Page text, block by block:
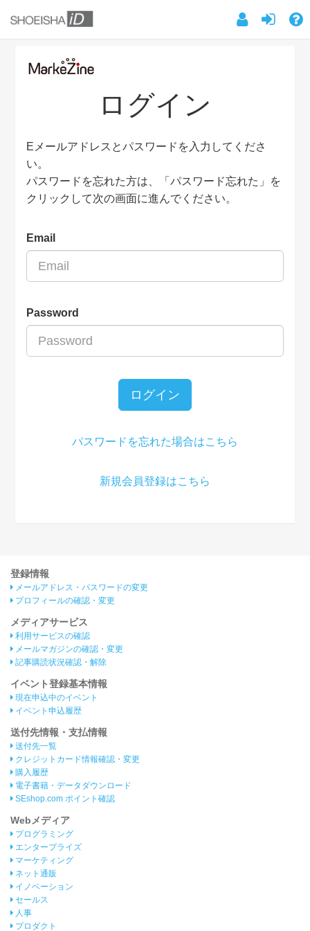
ログイン
Eメールアドレスとパスワードを入力してくださ
い。
パスワードを忘れた方は、「パスワード忘れた」を
クリックして次の画面に進んでください。
Email
Password
ログイン
パスワードを忘れた場合はこちら
新規会員登録はこちら
登録情報
メールアドレス・パスワードの変更
プロフィールの確認・変更
メディアサービス
利用サービスの確認
メールマガジンの確認・変更
記事購読状況確認・解除
イベント登録基本情報
現在申込中のイベント
イベント申込履歴
送付先情報・支払情報
送付先一覧
クレジットカード情報確認・変更
購入履歴
電子書籍・データダウンロード
SEshop.com ポイント確認
Webメディア
プログラミング
エンタープライズ
マーケティング
ネット通販
イノベーション
セールス
人事
プロダクト